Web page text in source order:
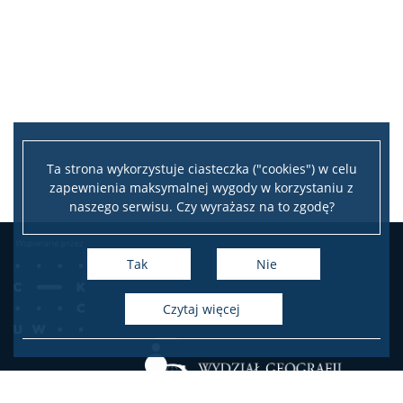
Ta strona wykorzystuje ciasteczka ("cookies") w celu
zapewnienia maksymalnej wygody w korzystaniu z
naszego serwisu. Czy wyrażasz na to zgodę?
Tak Nie
czytaj więcej
P
R
Z